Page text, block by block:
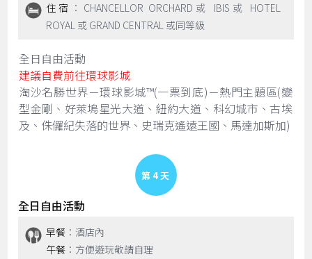
住宿 ：CHANCELLOR ORCHARD或 IBIS或 HOTEL
ROYAL 或 GRAND CENTRAL 或同等級
全日自由活動
建議自費前往環球影城
淘沙名勝世界－環球影城™(一票到底)－熱門主題區(變
型金剛、好萊塢星光大道、紐約大道、科幻城市、古埃
及、侏儸紀失落的世界、史瑞克遙遠王國、馬達加斯加)
Day 4
全日自由活動
早餐 ：酒店內
午餐 ：方便遊玩敬請自理